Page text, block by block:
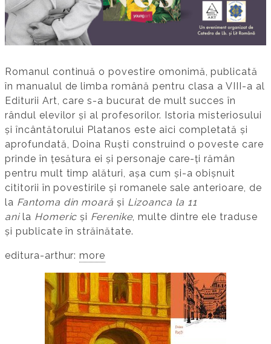
Romanul continuă o povestire omonimă, publicată
în manualul de limba română pentru clasa a VIII-a al
Editurii Art, care s-a bucurat de mult succes în
rândul elevilor și al profesorilor. Istoria misteriosului
și încântătorului Platanos este aici completată și
aprofundată, Doina Ruști construind o poveste care
prinde în țesătura ei și personaje care-ți rămân
pentru mult timp alături, așa cum și-a obișnuit
cititorii în povestirile și romanele sale anterioare, de
la Fantoma din moară și Lizoanca la 11
anila Homeric și Ferenike, multe dintre ele traduse
și publicate în străinătate.
editura-arthur:more